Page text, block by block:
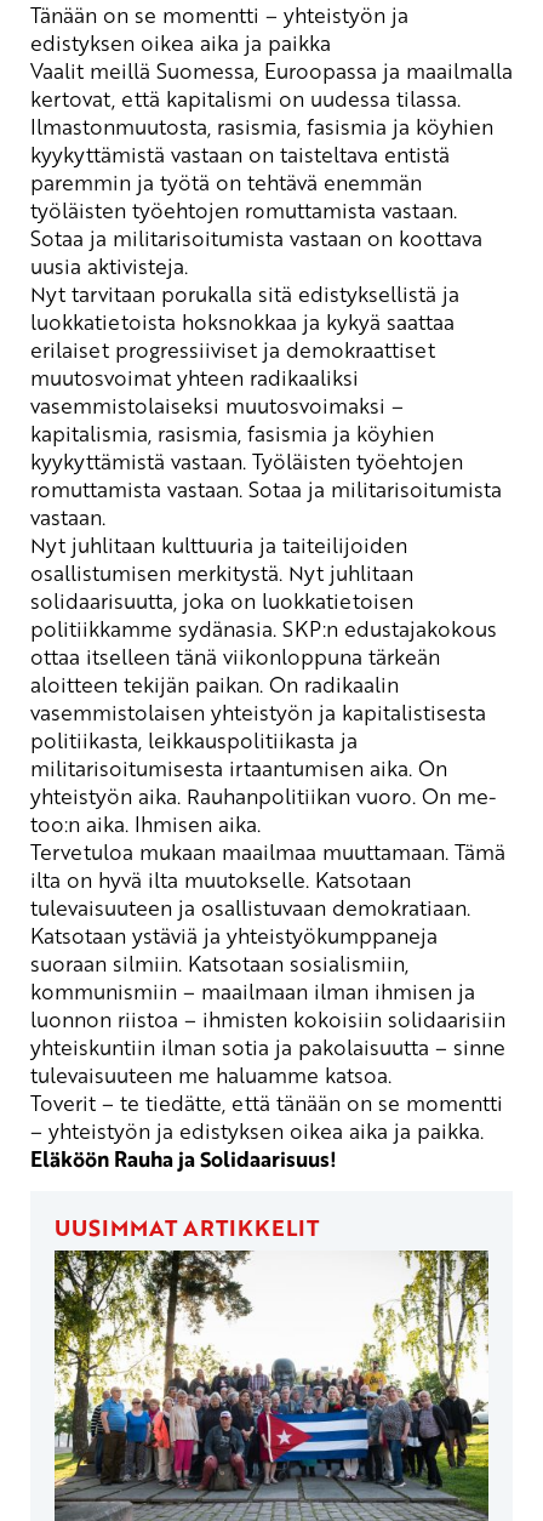
Tänään on se momentti – yhteistyön ja
edistyksen oikea aika ja paikka
Vaalit meillä Suomessa, Euroopassa ja maailmalla
kertovat, että kapitalismi on uudessa tilassa.
Ilmastonmuutosta, rasismia, fasismia ja köyhien
kyykyttämistä vastaan on taisteltava entistä
paremmin ja työtä on tehtävä enemmän
työläisten työehtojen romuttamista vastaan.
Sotaa ja militarisoitumista vastaan on koottava
uusia aktivisteja.
Nyt tarvitaan porukalla sitä edistyksellistä ja
luokkatietoista hoksnokkaa ja kykyä saattaa
erilaiset progressiiviset ja demokraattiset
muutosvoimat yhteen radikaaliksi
vasemmistolaiseksi muutosvoimaksi –
kapitalismia, rasismia, fasismia ja köyhien
kyykyttämistä vastaan. Työläisten työehtojen
romuttamista vastaan. Sotaa ja militarisoitumista
vastaan.
Nyt juhlitaan kulttuuria ja taiteilijoiden
osallistumisen merkitystä. Nyt juhlitaan
solidaarisuutta, joka on luokkatietoisen
politiikkamme sydänasia. SKP:n edustajakokous
ottaa itselleen tänä viikonloppuna tärkeän
aloitteen tekijän paikan. On radikaalin
vasemmistolaisen yhteistyön ja kapitalistisesta
politiikasta, leikkauspolitiikasta ja
militarisoitumisesta irtaantumisen aika. On
yhteistyön aika. Rauhanpolitiikan vuoro. On me-
too:n aika. Ihmisen aika.
Tervetuloa mukaan maailmaa muuttamaan. Tämä
ilta on hyvä ilta muutokselle. Katsotaan
tulevaisuuteen ja osallistuvaan demokratiaan.
Katsotaan ystäviä ja yhteistyökumppaneja
suoraan silmiin. Katsotaan sosialismiin,
kommunismiin – maailmaan ilman ihmisen ja
luonnon riistoa – ihmisten kokoisiin solidaarisiin
yhteiskuntiin ilman sotia ja pakolaisuutta – sinne
tulevaisuuteen me haluamme katsoa.
Toverit – te tiedätte, että tänään on se momentti
– yhteistyön ja edistyksen oikea aika ja paikka.
Eläköön Rauha ja Solidaarisuus!
UUSIMMAT ARTIKKELIT